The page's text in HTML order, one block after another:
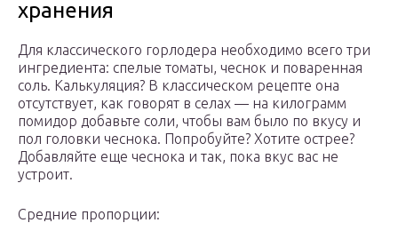
хранения
Для классического горлодера необходимо всего три
ингредиента: спелые томаты, чеснок и поваренная
соль. Калькуляция? В классическом рецепте она
отсутствует, как говорят в селах — на килограмм
помидор добавьте соли, чтобы вам было по вкусу и
пол головки чеснока. Попробуйте? Хотите острее?
Добавляйте еще чеснока и так, пока вкус вас не
устроит.
Средние пропорции: